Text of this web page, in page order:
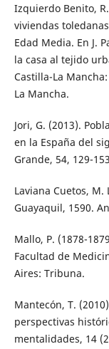
Izquierdo Benito,
viviendas
Edad Media. En J.
la casa al tejido
Castilla-La
La Mancha.
Jori, G. (2013).
en la España del
Grande, 54, 129-
Laviana Cuetos,
Guayaquil, 1590.
Mallo, P. (1878-
Facultad de
Aires: Tribuna.
Mantecón, T.
perspectivas
mentalidades, 14